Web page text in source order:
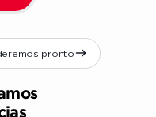
pronto